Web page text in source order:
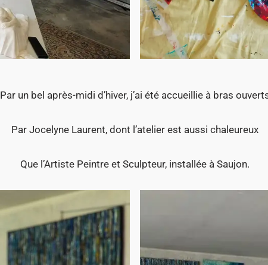
Par un bel après-midi d’hiver, j’ai été accueillie à bras
Par Jocelyne Laurent, dont l’atelier est aussi chaleureux
Que l’Artiste Peintre et Sculpteur, installée à Saujon.